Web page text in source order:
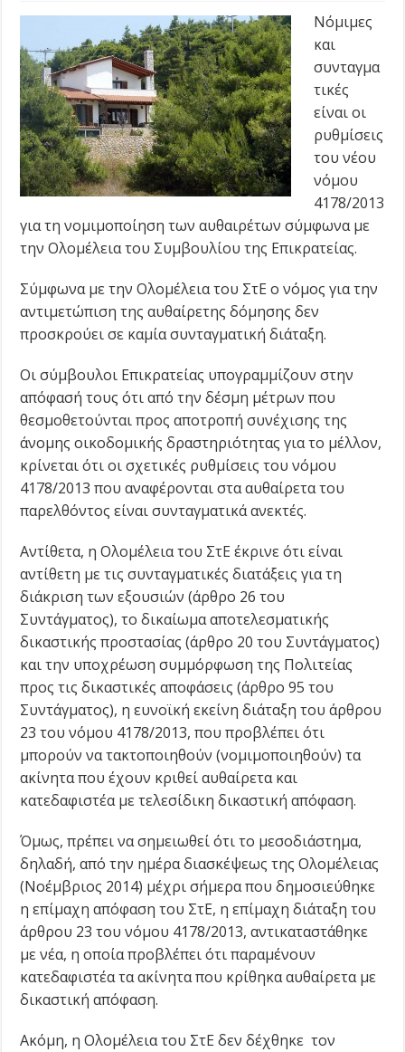
Νόμιμες
και
συνταγμα
τικές
είναι οι
ρυθμίσεις
του νέου
νόμου
4178/2013
για τη νομιμοποίηση των αυθαιρέτων σύμφωνα με
την Ολομέλεια του Συμβουλίου της Επικρατείας.
Σύμφωνα με την Ολομέλεια του ΣτΕ ο νόμος για την
αντιμετώπιση της αυθαίρετης δόμησης δεν
προσκρούει σε καμία συνταγματική διάταξη.
Οι σύμβουλοι Επικρατείας υπογραμμίζουν στην
απόφασή τους ότι από την δέσμη μέτρων που
θεσμοθετούνται προς αποτροπή συνέχισης της
άνομης οικοδομικής δραστηριότητας για το μέλλον,
κρίνεται ότι οι σχετικές ρυθμίσεις του νόμου
4178/2013 που αναφέρονται στα αυθαίρετα του
παρελθόντος είναι συνταγματικά ανεκτές.
Αντίθετα, η Ολομέλεια του ΣτΕ έκρινε ότι είναι
αντίθετη με τις συνταγματικές διατάξεις για τη
διάκριση των εξουσιών (άρθρο 26 του
Συντάγματος), το δικαίωμα αποτελεσματικής
δικαστικής προστασίας (άρθρο 20 του Συντάγματος)
και την υποχρέωση συμμόρφωση της Πολιτείας
προς τις δικαστικές αποφάσεις (άρθρο 95 του
Συντάγματος), η ευνοϊκή εκείνη διάταξη του άρθρου
23 του νόμου 4178/2013, που προβλέπει ότι
μπορούν να τακτοποιηθούν (νομιμοποιηθούν) τα
ακίνητα που έχουν κριθεί αυθαίρετα και
κατεδαφιστέα με τελεσίδικη δικαστική απόφαση.
Όμως, πρέπει να σημειωθεί ότι το μεσοδιάστημα,
δηλαδή, από την ημέρα διασκέψεως της Ολομέλειας
(Νοέμβριος 2014) μέχρι σήμερα που δημοσιεύθηκε
η επίμαχη απόφαση του ΣτΕ, η επίμαχη διάταξη του
άρθρου 23 του νόμου 4178/2013, αντικαταστάθηκε
με νέα, η οποία προβλέπει ότι παραμένουν
κατεδαφιστέα τα ακίνητα που κρίθηκα αυθαίρετα με
δικαστική απόφαση.
Ακόμη, η Ολομέλεια του ΣτΕ δεν δέχθηκε τον